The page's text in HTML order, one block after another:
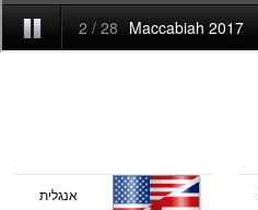
אנגלית